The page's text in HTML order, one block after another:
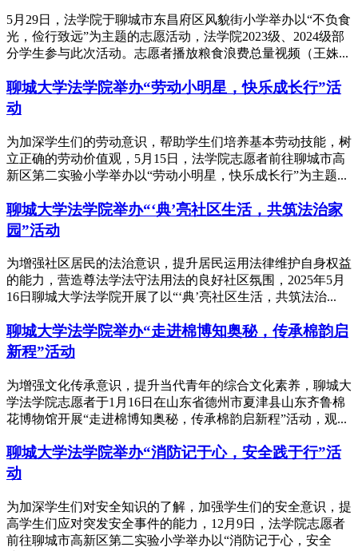
5月29日，法学院于聊城市东昌府区风貌街小学举办以“不负食
光，俭行致远”为主题的志愿活动，法学院2023级、2024级部
分学生参与此次活动。志愿者播放粮食浪费总量视频（王姝...
聊城大学法学院举办“劳动小明星，快乐成长行”活
动
为加深学生们的劳动意识，帮助学生们培养基本劳动技能，树
立正确的劳动价值观，5月15日，法学院志愿者前往聊城市高
新区第二实验小学举办以“劳动小明星，快乐成长行”为主题...
聊城大学法学院举办“‘典’亮社区生活，共筑法治家
园”活动
为增强社区居民的法治意识，提升居民运用法律维护自身权益
的能力，营造尊法学法守法用法的良好社区氛围，2025年5月
16日聊城大学法学院开展了以“‘典’亮社区生活，共筑法治...
聊城大学法学院举办“走进棉博知奥秘，传承棉韵启
新程”活动
为增强文化传承意识，提升当代青年的综合文化素养，聊城大
学法学院志愿者于1月16日在山东省德州市夏津县山东齐鲁棉
花博物馆开展“走进棉博知奥秘，传承棉韵启新程”活动，观...
聊城大学法学院举办“消防记于心，安全践于行”活
动
为加深学生们对安全知识的了解，加强学生们的安全意识，提
高学生们应对突发安全事件的能力，12月9日，法学院志愿者
前往聊城市高新区第二实验小学举办以“消防记于心，安全